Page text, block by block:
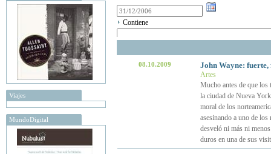
Viajes
MundoDigital
Contiene
08.10.2009 John Wayne:
Artes
Mucho antes de que los
la ciudad de Nueva
moral de los
asesinando a uno de
desveló ni más ni
duros en una de sus